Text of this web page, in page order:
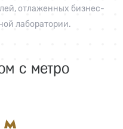
отлаженных бизнес-
лаборатории.
с метро